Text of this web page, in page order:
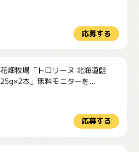
応募する
花畑牧場「トロリーヌ 北海道鮭
25g×2本」無料モニターを...
応募する